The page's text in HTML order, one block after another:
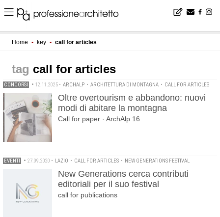
Home ▪ key ▪ call for articles
call for articles
CONCORSI • 12.11.2025 • ARCHALP • ARCHITETTURA DI MONTAGNA • CALL FOR ARTICLES
Oltre overtourism e abbandono: nuovi
modi di abitare la montagna
Call for paper · ArchAlp 16
EVENTI • 27.09.2020 • LAZIO • CALL FOR ARTICLES • NEW GENERATIONS FESTIVAL
New Generations cerca contributi
editoriali per il suo festival
call for publications